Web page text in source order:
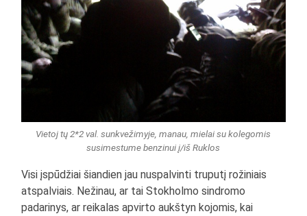
Vietoj tų 2*2 val. sunkvežimyje, manau, mielai su kolegomis
susimestume benzinui į/iš Ruklos
Visi įspūdžiai šiandien jau nuspalvinti truputį rožiniais
atspalviais. Nežinau, ar tai Stokholmo sindromo
padarinys, ar reikalas apvirto aukštyn kojomis, kai